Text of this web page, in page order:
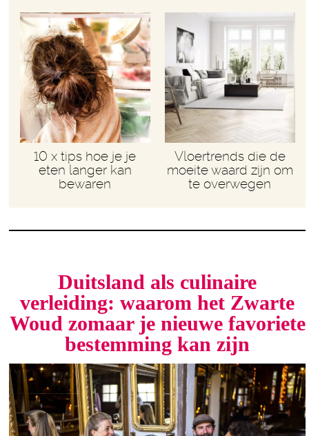
10 x tips hoe je je
eten langer kan
bewaren
Vloertrends die de
moeite waard zijn om
te overwegen
Duitsland als culinaire
verleiding: waarom het Zwarte
Woud zomaar je nieuwe favoriete
bestemming kan zijn